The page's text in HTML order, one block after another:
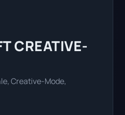
CREATIVE-
Creative-Mode,